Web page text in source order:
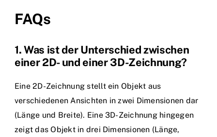
FAQs
1. Was ist der Unterschied zwischen
einer 2D- und einer 3D-Zeichnung?
Eine 2D-Zeichnung stellt ein Objekt aus
verschiedenen Ansichten in zwei Dimensionen dar
(Länge und Breite). Eine 3D-Zeichnung hingegen
zeigt das Objekt in drei Dimensionen (Länge,